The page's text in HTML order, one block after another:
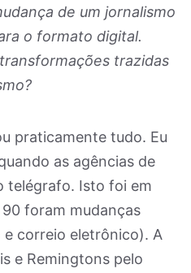
de um jornalismo
o formato digital.
trazidas
praticamente tudo. Eu
as agências de
telégrafo. Isto foi em
foram mudanças
correio eletrônico). A
e Remingtons pelo